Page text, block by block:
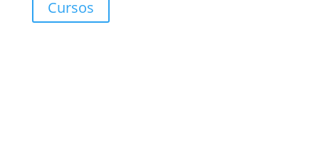
Cursos